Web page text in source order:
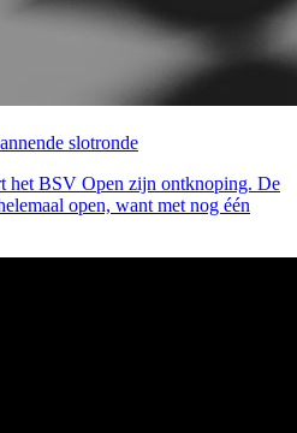
slotronde
het BSV Open zijn ontknoping. De
open, want met nog één